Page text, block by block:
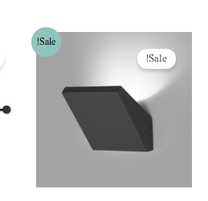
Sale!
Sale!
המקורי
היה: